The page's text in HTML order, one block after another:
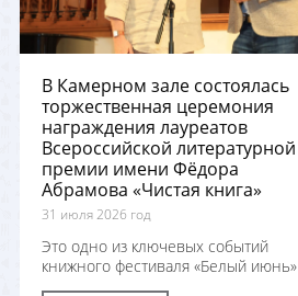
В Камерном зале состоялась
торжественная церемония
награждения лауреатов
Всероссийской литературной
премии имени Фёдора
Абрамова «Чистая книга»
31 июля 2026 год
Это одно из ключевых событий
книжного фестиваля «Белый июнь»